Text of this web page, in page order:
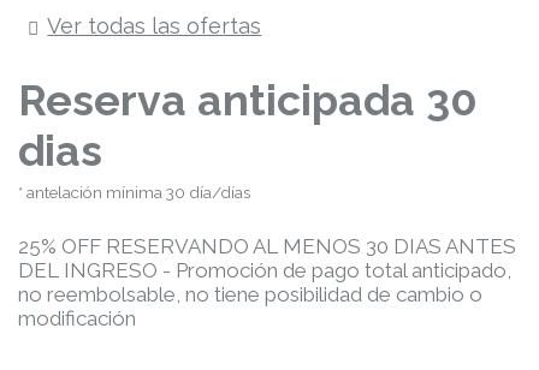
Ver todas las ofertas
Reserva anticipada 30
dias
antelación mínima 30 día/días
25% OFF RESERVANDO AL MENOS 30 DIAS ANTES
DEL INGRESO - Promoción de pago total anticipado,
no reembolsable, no tiene posibilidad de cambio o
modificación